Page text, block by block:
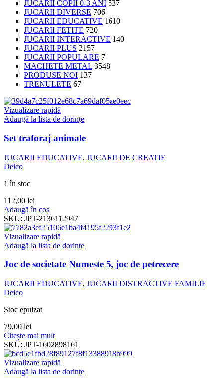
JUCARII COPII 0-3 ANI 537
JUCARII DIVERSE 706
JUCARII EDUCATIVE 1610
JUCARII FETITE 720
JUCARII INTERACTIVE 140
JUCARII PLUS 2157
JUCARII POPULARE 7
MACHETE METAL 3548
PRODUSE NOI 137
TRENULETE 67
Vizualizare rapidă
Adaugă la lista de dorințe
Set traforaj animale
JUCARII EDUCATIVE, JUCARII DE CREATIE
Deico
1 în stoc
112,00 lei
Adaugă în coș
SKU: JPT-2136112947
Vizualizare rapidă
Adaugă la lista de dorințe
Joc de societate Numeste 5, joc de petrecere
JUCARII EDUCATIVE, JUCARII DISTRACTIVE FAMILIE
Deico
Stoc epuizat
79,00 lei
Citește mai mult
SKU: JPT-1602898161
Vizualizare rapidă
Adaugă la lista de dorințe